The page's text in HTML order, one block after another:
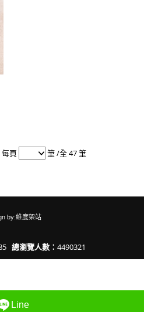
每頁 筆 /全 47 筆
by:維度架站
Line
總瀏覽人數： 4490321